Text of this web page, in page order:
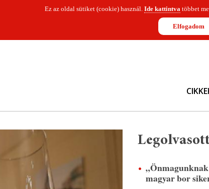
Ez az oldal sütiket (cookie) használ. Ide kattintvatöbbet
Elfogadom
magyar bor